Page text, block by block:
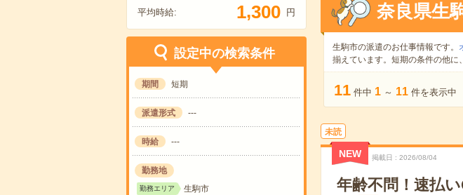
平均時給: 1,300 円
設定中の検索条件
期間 短期
派遣形式 ---
時給 ---
勤務地
勤務エリア 生駒市
奈良県生
生駒市の派遣のお仕事情報です。
揃えています。短期の条件の他に、
11 件中 1 ～ 11 件を表示中
未読
NEW 掲載日 2026/08/04
年齢不問！速払